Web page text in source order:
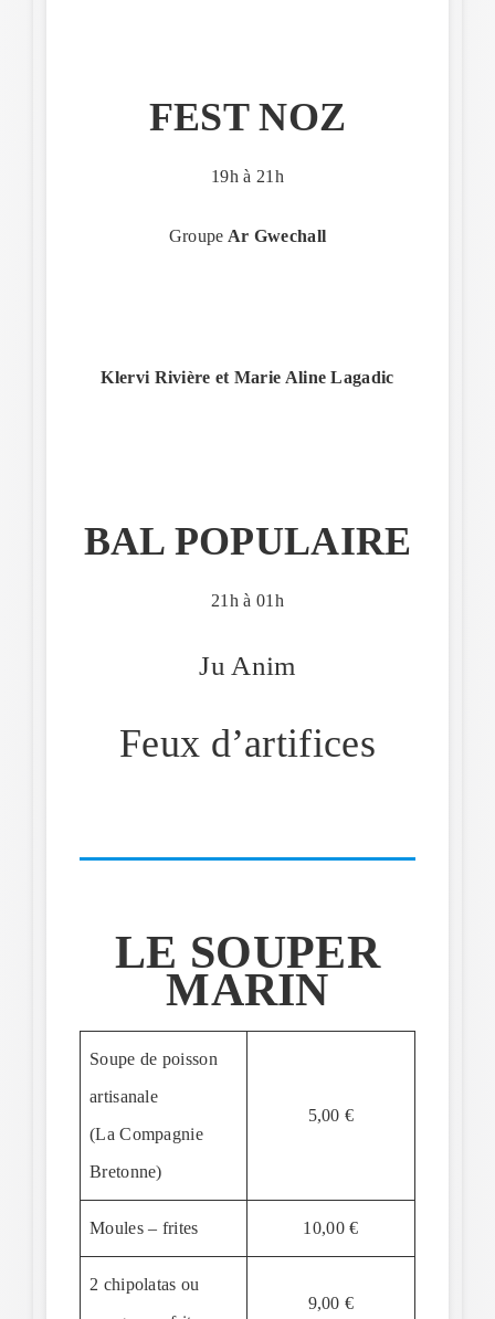
FEST NOZ
19h à 21h
Groupe Ar Gwechall
Klervi Rivière et Marie Aline Lagadic
BAL POPULAIRE
21h à 01h
Ju Anim
Feux d’artifices
LE SOUPER
MARIN
Soupe de poisson
artisanale
(La Compagnie
Bretonne)
5,00 €
Moules – frites 10,00 €
2 chipolatas ou
9,00 €